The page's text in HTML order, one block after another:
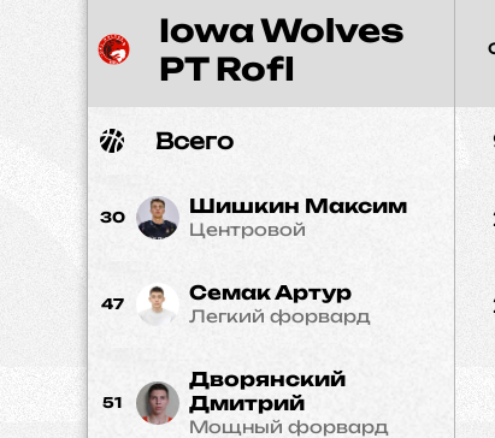
Iowa Wolves
PT Rofl
Всего
30 Шишкин Максим
Центровой
47 Семак Артур
Легкий форвард
51
Дворянский
Дмитрий
Мощный форвард